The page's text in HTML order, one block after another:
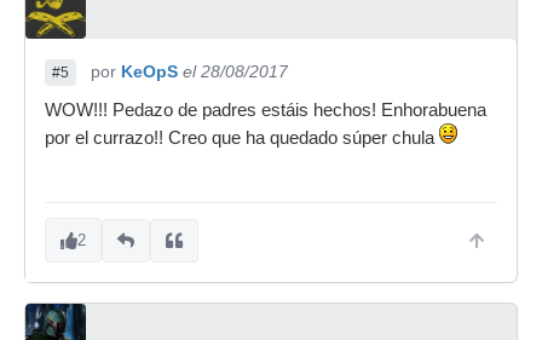
#5 por KeOpS el 28/08/2017
WOW!!! Pedazo de padres estáis hechos! Enhorabuena
por el currazo!! Creo que ha quedado súper chula
2